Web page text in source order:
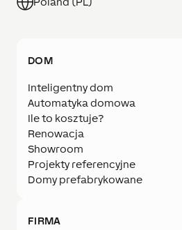
DOM
Inteligentny dom
Automatyka domowa
Ile to kosztuje?
Renowacja
Showroom
Projekty referencyjne
Domy prefabrykowane
FIRMA